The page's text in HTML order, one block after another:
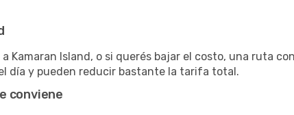
Kamaran Island, o si querés bajar el costo, una ruta
día y pueden reducir bastante la tarifa total.
conviene